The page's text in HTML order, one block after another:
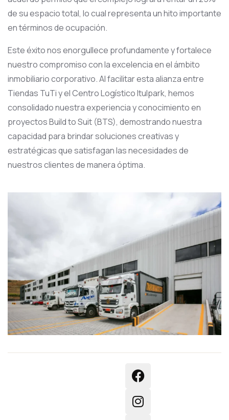
de su espacio total, lo cual representa un hito importante
en términos de ocupación.
Este éxito nos enorgullece profundamente y fortalece
nuestro compromiso con la excelencia en el ámbito
inmobiliario corporativo. Al facilitar esta alianza entre
Tiendas TuTi y el Centro Logístico Itulpark, hemos
consolidado nuestra experiencia y conocimiento en
proyectos Build to Suit (BTS), demostrando nuestra
capacidad para brindar soluciones creativas y
estratégicas que satisfagan las necesidades de
nuestros clientes de manera óptima.